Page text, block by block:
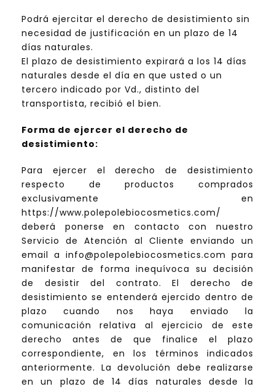
Podrá ejercitar el derecho de desistimiento sin
necesidad de justificación en un plazo de 14
días naturales.
El plazo de desistimiento expirará a los 14 días
naturales desde el día en que usted o un
tercero indicado por Vd., distinto del
transportista, recibió el bien.
Forma de ejercer el derecho de
desistimiento:
Para ejercer el derecho de desistimiento
respecto de productos comprados
exclusivamente en
https://www.polepolebiocosmetics.com/
deberá ponerse en contacto con nuestro
Servicio de Atención al Cliente enviando un
email a info@polepolebiocosmetics.com para
manifestar de forma inequívoca su decisión
de desistir del contrato. El derecho de
desistimiento se entenderá ejercido dentro de
plazo cuando nos haya enviado la
comunicación relativa al ejercicio de este
derecho antes de que finalice el plazo
correspondiente, en los términos indicados
anteriormente. La devolución debe realizarse
en un plazo de 14 días naturales desde la